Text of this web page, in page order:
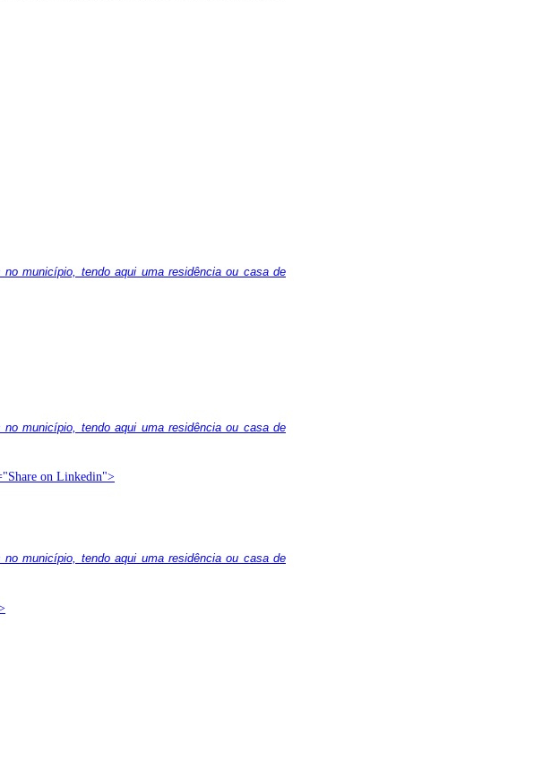
município, tendo aqui uma residência ou casa de
município, tendo aqui uma residência ou casa de
on Linkedin">
município, tendo aqui uma residência ou casa de